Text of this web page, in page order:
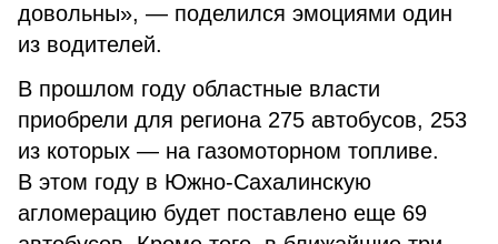
довольны», — поделился эмоциями один
из водителей.
В прошлом году областные власти
приобрели для региона 275 автобусов, 253
из которых — на газомоторном топливе.
В этом году в Южно-Сахалинскую
агломерацию будет поставлено еще 69